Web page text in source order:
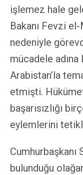
işlemez hale
Bakanı Fevzi
nedeniyle
mücadele
Arabistan’la
etmişti.
başarısızlığı
eylemlerini
Cumhurbaşkanı
bulunduğu